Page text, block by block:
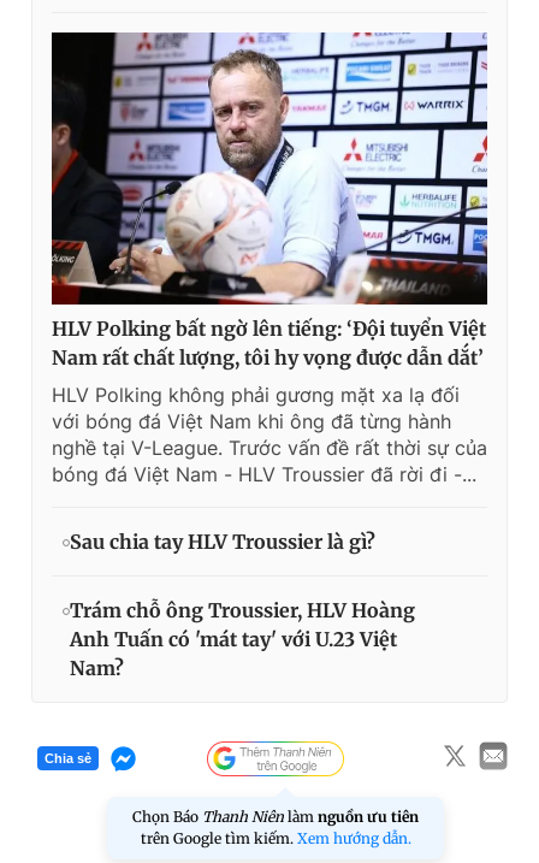
HLV Polking bất ngờ lên tiếng: ‘Đội tuyển Việt
Nam rất chất lượng, tôi hy vọng được dẫn dắt’
HLV Polking không phải gương mặt xa lạ đối
với bóng đá Việt Nam khi ông đã từng hành
nghề tại V-League. Trước vấn đề rất thời sự của
bóng đá Việt Nam - HLV Troussier đã rời đi -...
Sau chia tay HLV Troussier là gì?
Trám chỗ ông Troussier, HLV Hoàng
Anh Tuấn có 'mát tay' với U.23 Việt
Nam?
Chia sẻ
Chọn Báo Thanh Niên làm nguồn ưu tiên
trên Google tìm kiếm. Xem hướng dẫn.